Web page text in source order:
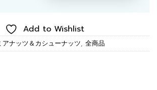
Add to Wishlist
アナッツ＆カシューナッツ, 全商品